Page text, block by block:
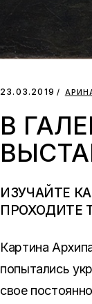
23.03.2019
В
ИЗУЧАЙТЕ
ПРОХОДИТЕ
Картина
попытались
свое